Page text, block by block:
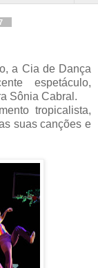
a Cia de Dança
espetáculo,
Sônia Cabral.
tropicalista,
suas canções e